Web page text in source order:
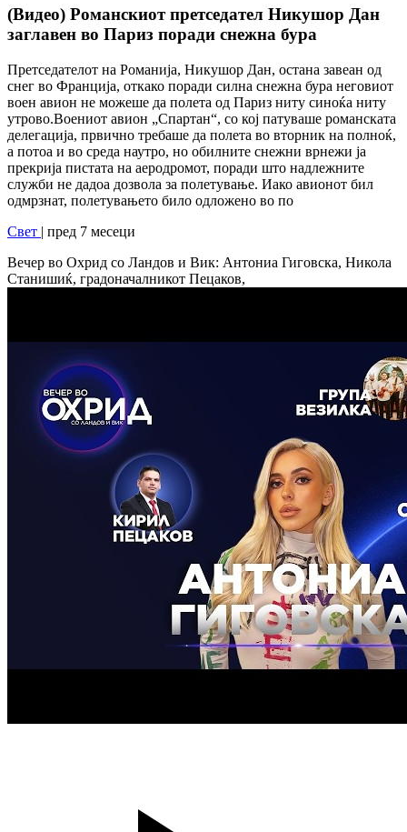
(Видео) Романскиот претседател Никушор Дан
заглавен во Париз поради снежна бура
Претседателот на Романија, Никушор Дан, остана завеан од
снег во Франција, откако поради силна снежна бура неговиот
воен авион не можеше да полета од Париз ниту синоќа ниту
утрово.Воениот авион „Спартан“, со кој патуваше романската
делегација, првично требаше да полета во вторник на полноќ,
а потоа и во среда наутро, но обилните снежни врнежи ја
прекрија пистата на аеродромот, поради што надлежните
служби не дадоа дозвола за полетување. Иако авионот бил
одмрзнат, полетувањето било одложено во по
Свет | пред 7 месеци
Вечер во Охрид со Ландов и Вик: Антониа Гиговска, Никола
Станишиќ, градоначалникот Пецаков,